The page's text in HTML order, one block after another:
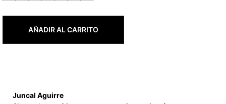
AÑADIR AL CARRITO
Juncal Aguirre